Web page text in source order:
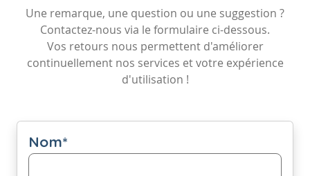
Une remarque, une question ou une suggestion ?
Contactez-nous via le formulaire ci-dessous.
Vos retours nous permettent d'améliorer
continuellement nos services et votre expérience
d'utilisation !
Nom*